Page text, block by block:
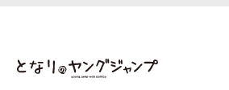
となりのヤングジ